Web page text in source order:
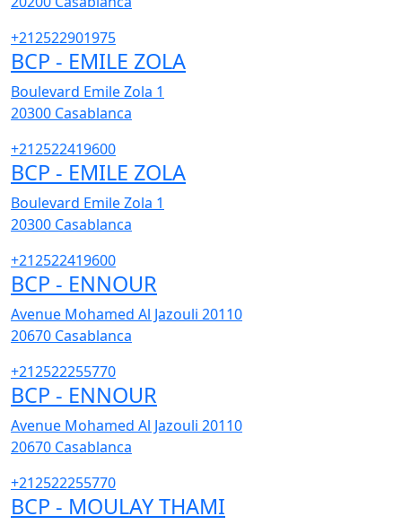
+212522901975
BCP - EMILE ZOLA
Boulevard Emile Zola 1
20300 Casablanca
+212522419600
BCP - EMILE ZOLA
Boulevard Emile Zola 1
20300 Casablanca
+212522419600
BCP - ENNOUR
Avenue Mohamed Al Jazouli 20110
20670 Casablanca
+212522255770
BCP - ENNOUR
Avenue Mohamed Al Jazouli 20110
20670 Casablanca
+212522255770
BCP - MOULAY THAMI